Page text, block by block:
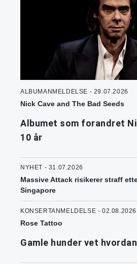
ALBUMANMELDELSE - 29.07.2026
Nick Cave and The Bad Seeds
Albumet som forandret
10 år
NYHET - 31.07.2026
Massive Attack risikerer straff
Singapore
KONSERTANMELDELSE - 02.08.2026
Rose Tattoo
Gamle hunder vet